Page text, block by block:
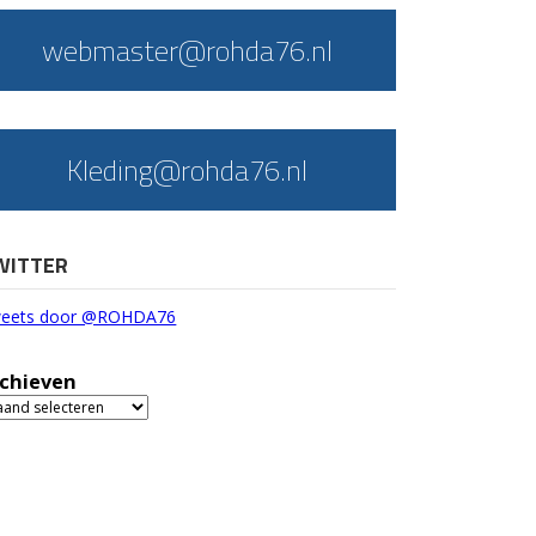
webmaster@rohda76.nl
Kleding@rohda76.nl
door @ROHDA76